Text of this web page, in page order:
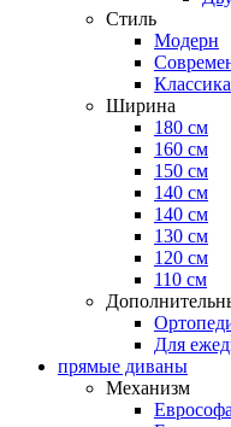
Стиль
Модерн
Классика
Ширина
180 см
160 см
150 см
140 см
140 см
130 см
120 см
110 см
Для
прямые диваны
Механизм
Еврософа